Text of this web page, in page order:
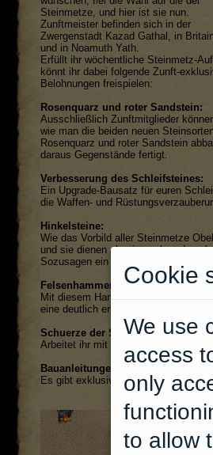
Steinmetze, und hier ist sie nun.
Zunftmeister befinden sich in der
Zwergenstadt Kazad Gathal, in
und in Noamuth Yath.
Erfüllt ihr wöchentliche Steinmetz-
könnt ihr dabei folgende Zunft-
Belohnungen freispielen:
Rosenquarz und roter Sandstein:
Ausschließlich Zunftmitglieder
wie man die beiden neuen
Rosenquarz und roter Sandstein
daraus Gegenstände fertigt.
Verbesserung des Schleifsteines:
Ein Upgrade-Bausatz für euren
die Waffen- und
Hinkelsteine:
Wie das Vorbild aller Steinmetze
und sie dienen als ein nach und
Sozusagen ein kleiner eigener
Felsenhammer:
Mit diesem Hammer könnt ihr
eine deutlich erhöhte Ausbeute.
Schuerze der Steinmetze:
Arbeitet ihr mit dieser Schürze,
Bauanleitungen für neue Statuen:
Es gibt exklusive Zunft-
Cookie
We use
access
only
to allow